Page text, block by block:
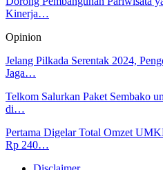
Kinerja…
Opinion
Jelang Pilkada Serentak 2024,
Jaga…
Telkom Salurkan Paket Sembako
di…
Pertama Digelar Total Omzet
Rp 240…